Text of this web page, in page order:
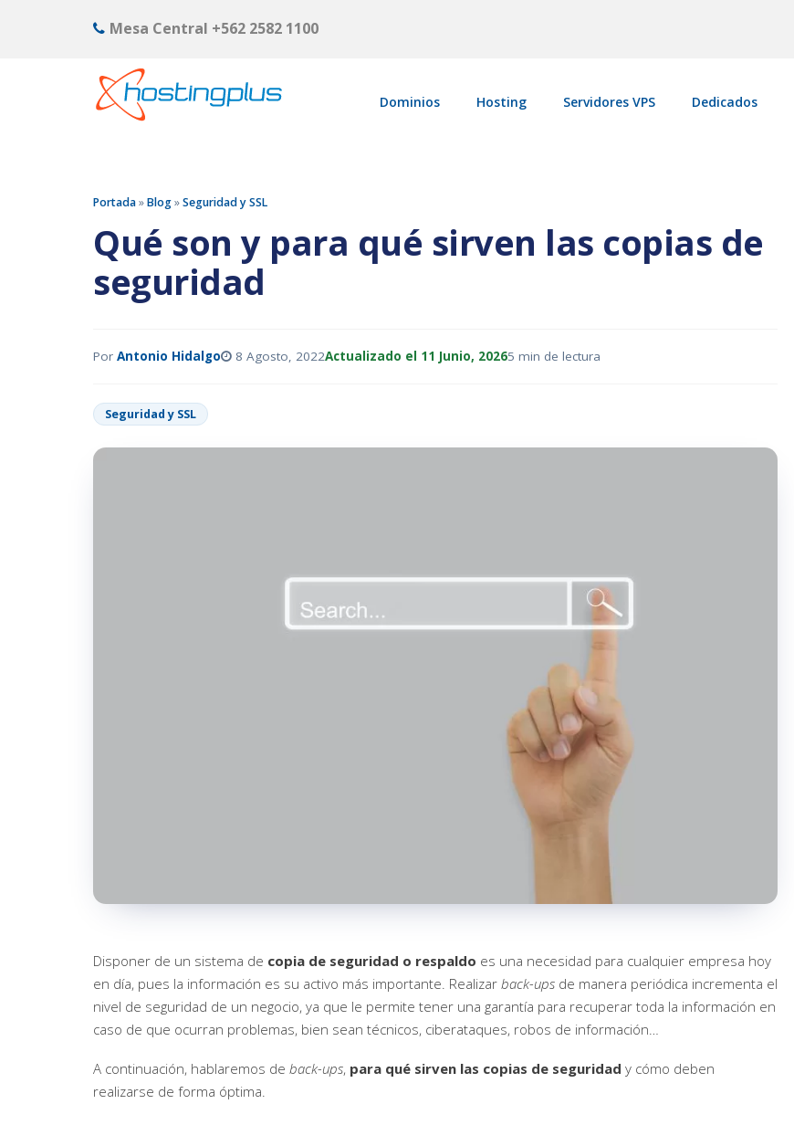
Mesa Central +562 2582 1100
Dominios Hosting Servidores VPS Dedicados
Portada»Blog»Seguridad y SSL
Qué son y para qué sirven las copias de
seguridad
Por Antonio Hidalgo 8 Agosto, 2022Actualizado el 11 Junio, 20265 min de lectura
Seguridad y SSL
Disponer de un sistema de copia de seguridad o respaldo es una necesidad para cualquier empresa hoy
en día, pues la información es su activo más importante. Realizar back-ups de manera periódica incrementa el
nivel de seguridad de un negocio, ya que le permite tener una garantía para recuperar toda la información en
caso de que ocurran problemas, bien sean técnicos, ciberataques, robos de información…
A continuación, hablaremos de back-ups, para qué sirven las copias de seguridad y cómo deben
realizarse de forma óptima.